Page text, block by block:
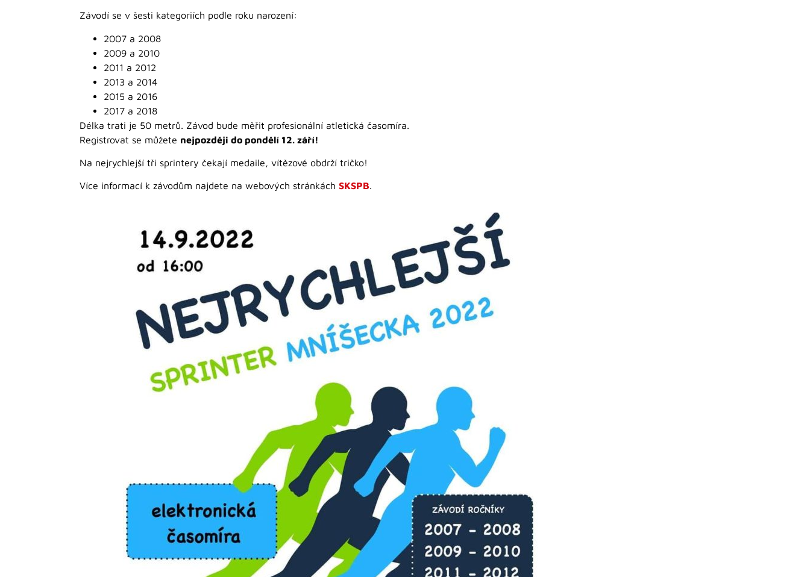
Závodí se v šesti kategoriích podle roku narození:
2007 a 2008
2009 a 2010
2011 a 2012
2013 a 2014
2015 a 2016
2017 a 2018
Délka trati je 50 metrů. Závod bude měřit profesionální atletická časomíra.
Registrovat se můžete nejpozději do pondělí 12. září!
Na nejrychlejší tři sprintery čekají medaile, vítězové obdrží tričko!
Více informací k závodům najdete na webových stránkách SKSPB.